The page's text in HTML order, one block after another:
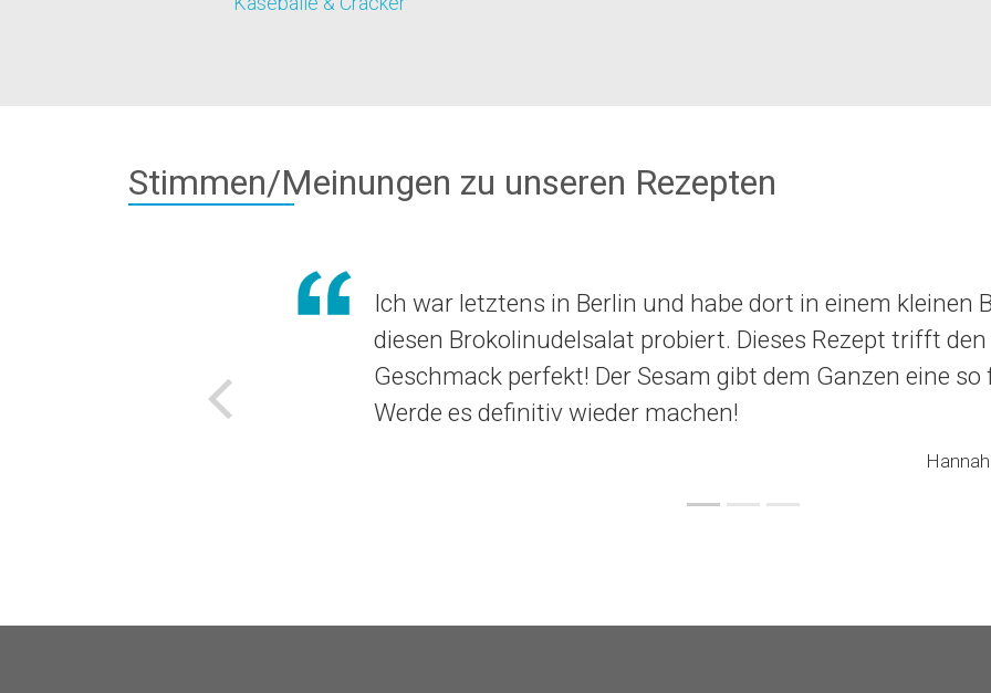
Stimmen/Meinungen zu unseren Rezepten
Ich war letztens in Berlin und habe dort in einem kleinen
diesen Brokolinudelsalat probiert. Dieses Rezept trifft den
Geschmack perfekt! Der Sesam gibt dem Ganzen eine so
Werde es definitiv wieder machen!
Voriges